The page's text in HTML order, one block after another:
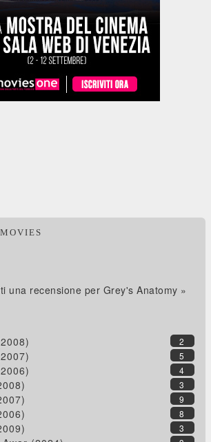
una recensione per Grey's Anatomy »
2
5
4
3
9
8
3